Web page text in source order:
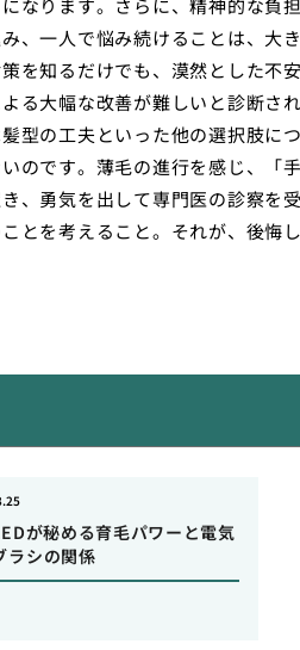
なります。さらに、精神的な負
、一人で悩み続けることは、大
を知るだけでも、漠然とした不
る大幅な改善が難しいと診断さ
型の工夫といった他の選択肢に
のです。薄毛の進行を感じ、「
、勇気を出して専門医の診察を
とを考えること。それが、後悔
が秘める育毛パワーと電気
ラシの関係